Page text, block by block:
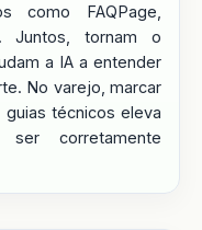
como FAQPage,
Juntos, tornam o
a IA a entender
No varejo, marcar
técnicos eleva
corretamente